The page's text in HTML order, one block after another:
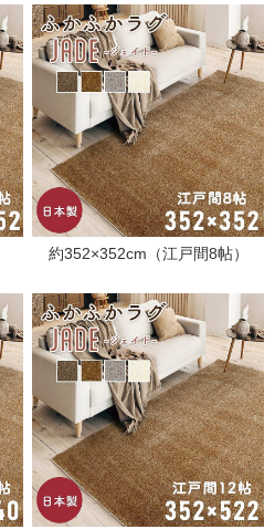
約352×352cm（江戸間8帖）